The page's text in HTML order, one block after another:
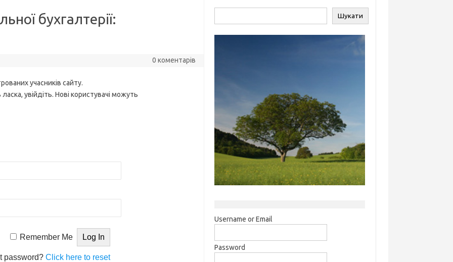
бухгалтерії:
0 коментарів
учасників сайту.
увійдіть. Нові користувачі можуть
Remember Me
password? Click here to reset
Шукати
Username or Email
Password